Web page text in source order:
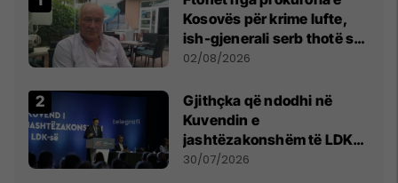
Kosovës për krime lufte,
ish-gjenerali serb thotë se
dikush e tradhtoi në
02/08/2026
Gjithçka që ndodhi në
Kuvendin e
jashtëzakonshëm të LDK-
së
30/07/2026